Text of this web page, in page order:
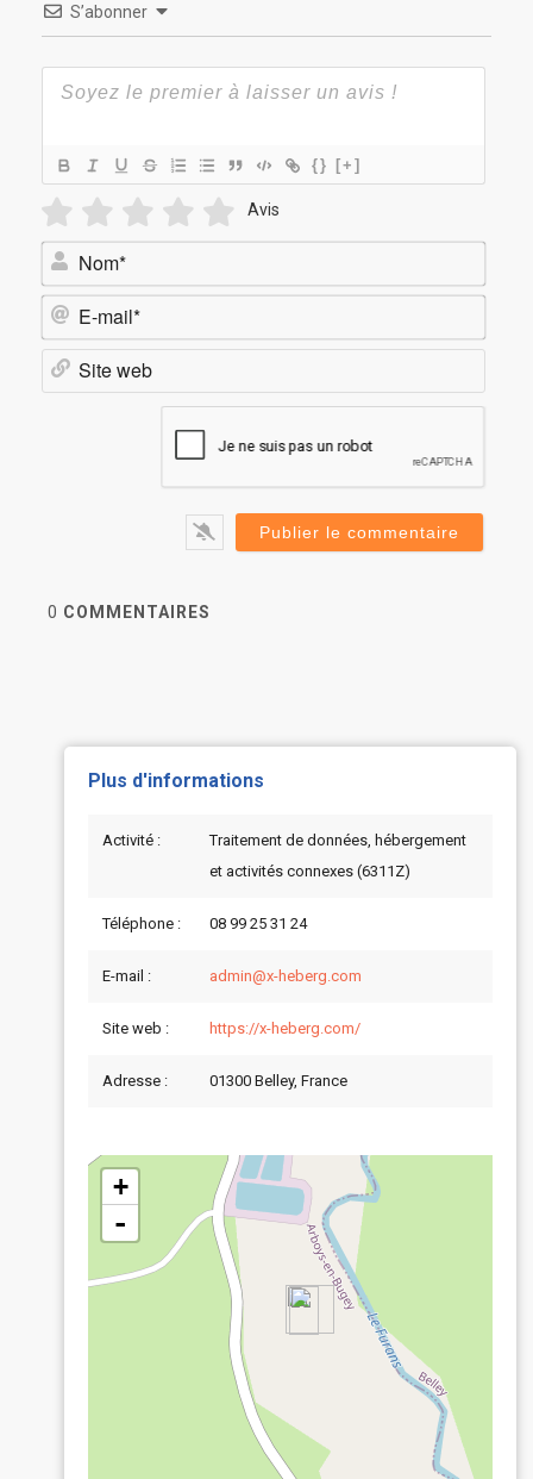
S’abonner
{} [+]
Avis
Nom*
E-
0 COMMENTAIRES
Plus d'informations
Activité :
Traitement de données, hébergement
et activités connexes (6311Z)
Téléphone : 08 99 25 31 24
E-mail : admin@x-heberg.com
Site web : https://x-heberg.com/
Adresse : 01300 Belley, France
+
-